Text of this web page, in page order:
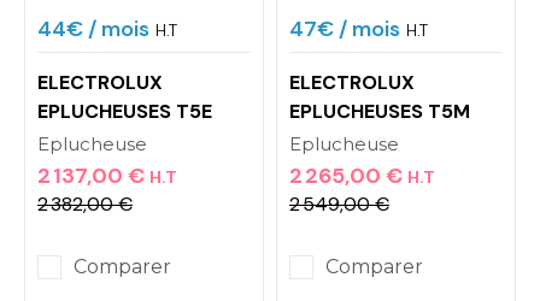
44€/ mois H.T
ELECTROLUX
EPLUCHEUSES T5E
Eplucheuse
Prix
2 137,00 € H.T
Prix de base
2 382,00 €
Comparer
47€/ mois H.T
ELECTROLUX
EPLUCHEUSES T5M
Eplucheuse
Prix
2 265,00 € H.T
Prix de base
2 549,00 €
Comparer